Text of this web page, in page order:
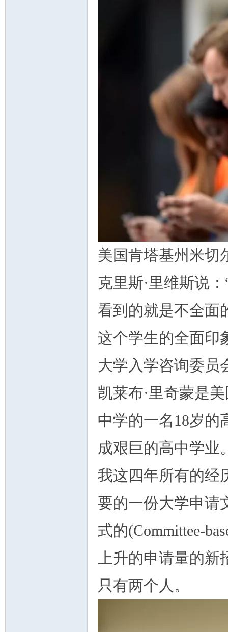
美国肯塔基州米切
克里斯·里维斯说
看到的就是不全面
这个学生的全面印
大学入学咨询委员
凯莱布·里奇蒙是
中学的一名18岁的
成艰巨的高中学业
我这四年所有的经
要的一份大学申请
式的(Committee-
上升的申请量的新
只有两个人。